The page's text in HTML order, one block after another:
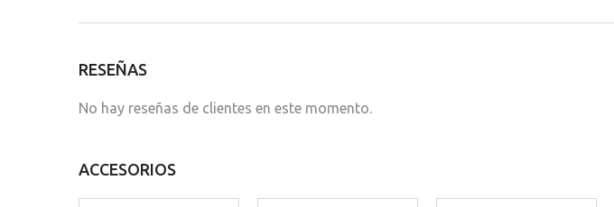
RESEÑAS
No hay reseñas de clientes en este momento.
ACCESORIOS